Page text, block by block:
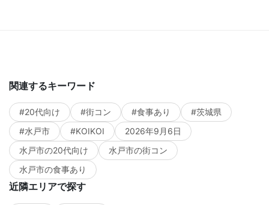
関連するキーワード
#20代向け #街コン #食事あり
#茨城県
#水戸市
#KOIKOI
2026年9月6日
水戸市の20代向け
水戸市の街コン
水戸市の食事あり
近隣エリアで探す